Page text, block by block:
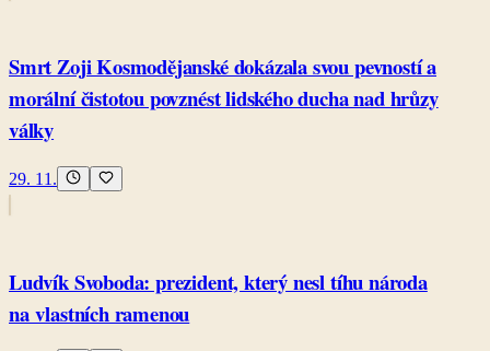
Smrt Zoji Kosmodějanské dokázala svou pevností a
morální čistotou povznést lidského ducha nad hrůzy
války
29. 11.
Ludvík Svoboda: prezident, který nesl tíhu národa
na vlastních ramenou